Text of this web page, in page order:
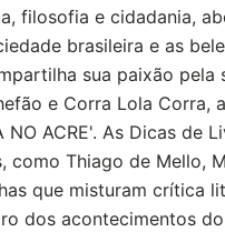
filosofia e cidadania,
brasileira e as
sua paixão pela
e Corra Lola Corra,
ACRE'. As Dicas de
Thiago de Mello,
que misturam crítica
dos acontecimentos